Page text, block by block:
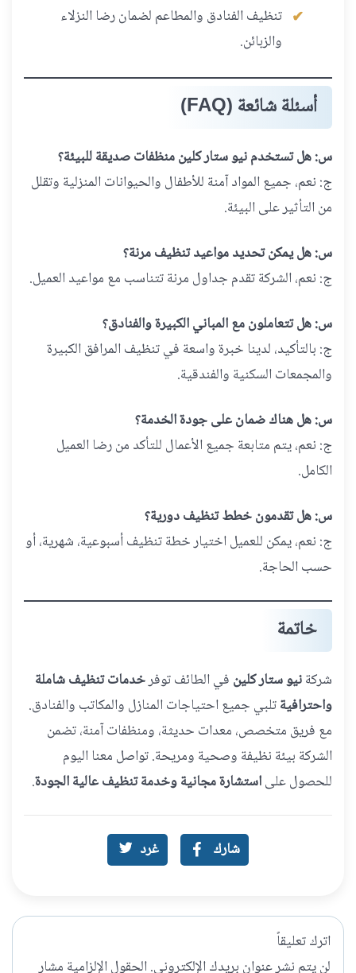
تنظيف الفنادق والمطاعم لضمان رضا النزلاء
والزبائن.
أسئلة شائعة (FAQ)
س: هل تستخدم نيو ستار كلين منظفات صديقة للبيئة؟
ج: نعم، جميع المواد آمنة للأطفال والحيوانات المنزلية وتقلل
من التأثير على البيئة.
س: هل يمكن تحديد مواعيد تنظيف مرنة؟
ج: نعم، الشركة تقدم جداول مرنة تتناسب مع مواعيد العميل.
س: هل تتعاملون مع المباني الكبيرة والفنادق؟
ج: بالتأكيد، لدينا خبرة واسعة في تنظيف المرافق الكبيرة
والمجمعات السكنية والفندقية.
س: هل هناك ضمان على جودة الخدمة؟
ج: نعم، يتم متابعة جميع الأعمال للتأكد من رضا العميل
الكامل.
س: هل تقدمون خطط تنظيف دورية؟
ج: نعم، يمكن للعميل اختيار خطة تنظيف أسبوعية، شهرية، أو
حسب الحاجة.
خاتمة
شركةنيو ستار كلين في الطائف توفرخدمات تنظيف شاملة
واحترافيةتلبي جميع احتياجات المنازل والمكاتب والفنادق.
مع فريق متخصص، معدات حديثة، ومنظفات آمنة، تضمن
الشركة بيئة نظيفة وصحية ومريحة. تواصل معنا اليوم
للحصول علىاستشارة مجانية وخدمة تنظيف عالية الجودة.
شارك غرد
اترك تعليقاً
لن يتم نشر عنوان بريدك الإلكتروني.الحقول الإلزامية مشار